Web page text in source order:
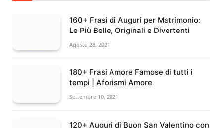
160+ Frasi di Auguri per Matrimonio:
Le Più Belle, Originali e Divertenti
Agosto 28, 2021
180+ Frasi Amore Famose di tutti i
tempi | Aforismi Amore
Settembre 10, 2021
120+ Auguri di Buon San Valentino con